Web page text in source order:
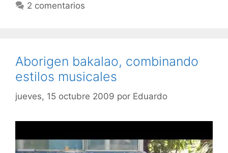
2 comentarios
Aborigen bakalao, combinando
estilos musicales
jueves, 15 octubre 2009 por Eduardo